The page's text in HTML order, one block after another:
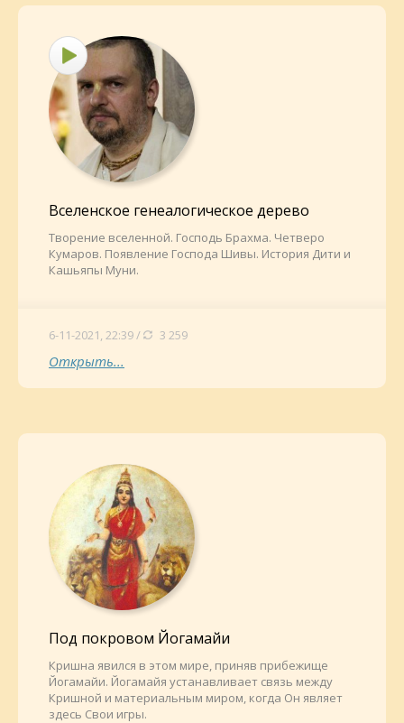
Вселенское генеалогическое дерево
Творение вселенной. Господь Брахма. Четверо
Кумаров. Появление Господа Шивы. История Дити и
Кашьяпы Муни.
6-11-2021, 22:39 / 3 259
Открыть...
Под покровом Йогамайи
Кришна явился в этом мире, приняв прибежище
Йогамайи. Йогамайя устанавливает связь между
Кришной и материальным миром, когда Он являет
здесь Свои игры.